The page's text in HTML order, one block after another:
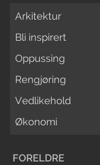
Arkitektur
Bli inspirert
Oppussing
Rengjøring
Vedlikehold
Økonomi
FORELDRE